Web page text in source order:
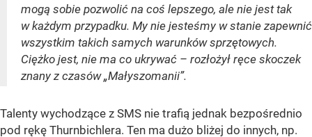
mogą sobie pozwolić na coś lepszego, ale nie jest tak
w każdym przypadku. My nie jesteśmy w stanie zapewnić
wszystkim takich samych warunków sprzętowych.
Ciężko jest, nie ma co ukrywać – rozłożył ręce skoczek
znany z czasów „Małyszomanii”.
Talenty wychodzące z SMS nie trafią jednak bezpośrednio
pod rękę Thurnbichlera. Ten ma dużo bliżej do innych, np.